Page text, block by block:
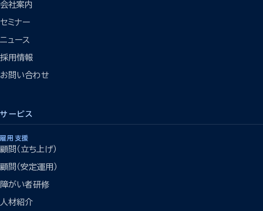
会社案内
セミナー
ニュース
採用情報
お問い合わせ
サービス
雇用支援
顧問（立ち上げ）
顧問（安定運用）
障がい者研修
人材紹介